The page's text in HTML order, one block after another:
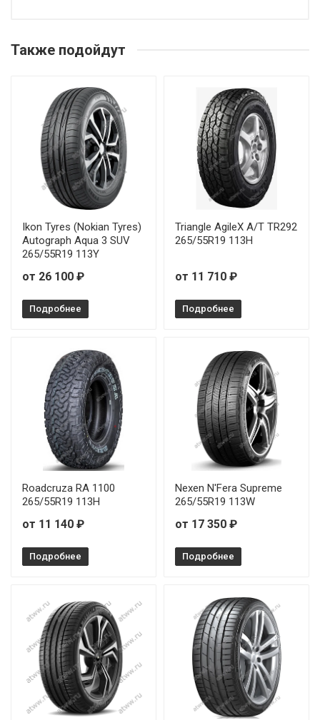
Rauffan Forzar R4 275/45R20 110W
Rauffan Forzar R4 205/50R17 93W
Rauffan Forzar R4 205/55R17 95W
Rauffan Forzar R4 215/40R18 89Y
Rauffan Forzar R4 225/35R18 87Y
Rauffan Forzar R4 225/35R19 88Y
Rauffan Forzar R4 225/40R18 92Y
Rauffan Forzar R4 225/45R17 94Y
Rauffan Forzar R4 225/45R19 96W
Rauffan Forzar R4 235/35R19 91Y
Rauffan Forzar R4 235/40R18 95Y
Rauffan Forzar R4 235/45R17 97Y
Rauffan Forzar R4 235/45R18 98Y
Rauffan Forzar R4 245/40R18 97Y
Rauffan Forzar R4 245/45R17 99Y
Rauffan Forzar R4 245/45R19 102Y
Rauffan Forzar R4 245/45R20 103Y
Также подойдут
Ikon Tyres (Nokian Tyres)
Autograph Aqua 3 SUV
265/55R19 113Y
от 26 100 ₽
Подробнее
Triangle AgileX A/T TR292
265/55R19 113H
от 11 710 ₽
Подробнее
Roadcruza RA 1100
265/55R19 113H
от 11 140 ₽
Подробнее
Nexen N'Fera Supreme
265/55R19 113W
от 17 350 ₽
Подробнее